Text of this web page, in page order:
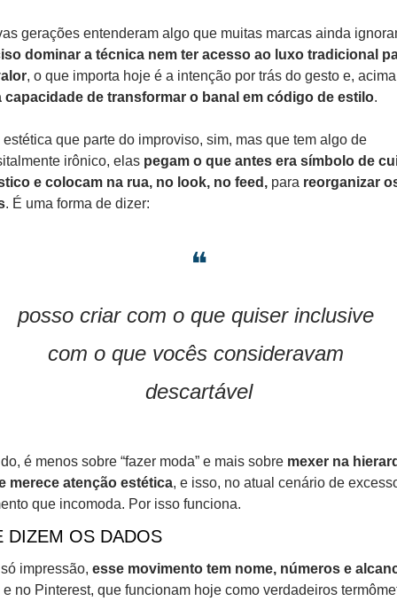
gerações entenderam algo que muitas marcas ainda
dominar a técnica nem ter acesso ao luxo tradicional
, o que importa hoje é a intenção por trás do gesto e,
capacidade de transformar o banal em código de estilo.
que parte do improviso, sim, mas que tem algo de
irônico, elas pegam o que antes era símbolo de
e colocam na rua, no look, no feed, para reorganizar
. É uma forma de dizer:
❝
posso criar com o que quiser inclusive
com o que vocês consideravam
descartável
é menos sobre “fazer moda” e mais sobre mexer na
merece atenção estética, e isso, no atual cenário de
que incomoda. Por isso funciona.
DIZEM OS DADOS
impressão, esse movimento tem nome, números e
e no Pinterest, que funcionam hoje como verdadeiros